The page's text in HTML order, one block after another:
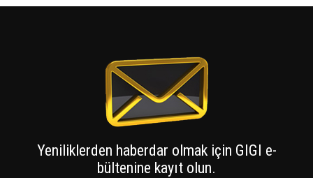
Yeniliklerden haberdar olmak için GIGI e-
bültenine kayıt olun.